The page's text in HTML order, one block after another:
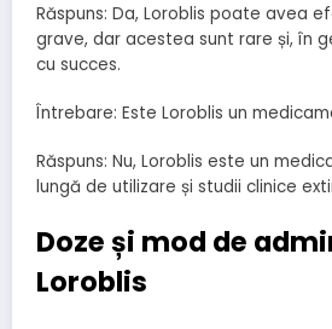
Răspuns: Da, Loroblis poate avea
grave, dar acestea sunt rare și, în
cu succes.
Întrebare: Este Loroblis un
Răspuns: Nu, Loroblis este un
lungă de utilizare și studii clinice
Doze și mod de
Loroblis